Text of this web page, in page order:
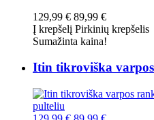
129,99 € 89,99 €
Į krepšelį Pirkinių krepšelis
Sumažinta kaina!
Itin tikroviška